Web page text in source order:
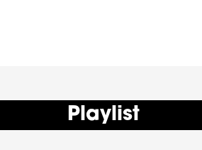
Playlist